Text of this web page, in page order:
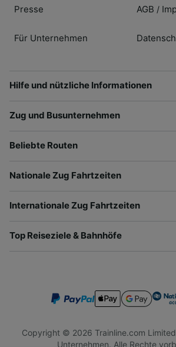
Presse
Für Unternehmen
AGB /
Hilfe und nützliche Informationen
Zug und Busunternehmen
Beliebte Routen
Nationale Zug Fahrtzeiten
Internationale Zug Fahrtzeiten
Top Reiseziele & Bahnhöfe
Copyright © 2026 Trainline.com
Unternehmen. Alle Rechte